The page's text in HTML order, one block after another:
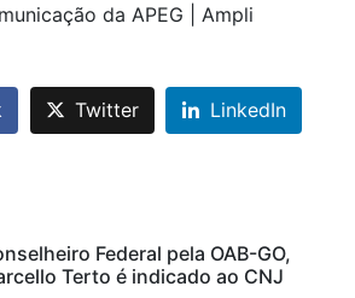
da APEG | Ampli
Twitter LinkedIn
Federal pela OAB-GO,
Terto é indicado ao CNJ